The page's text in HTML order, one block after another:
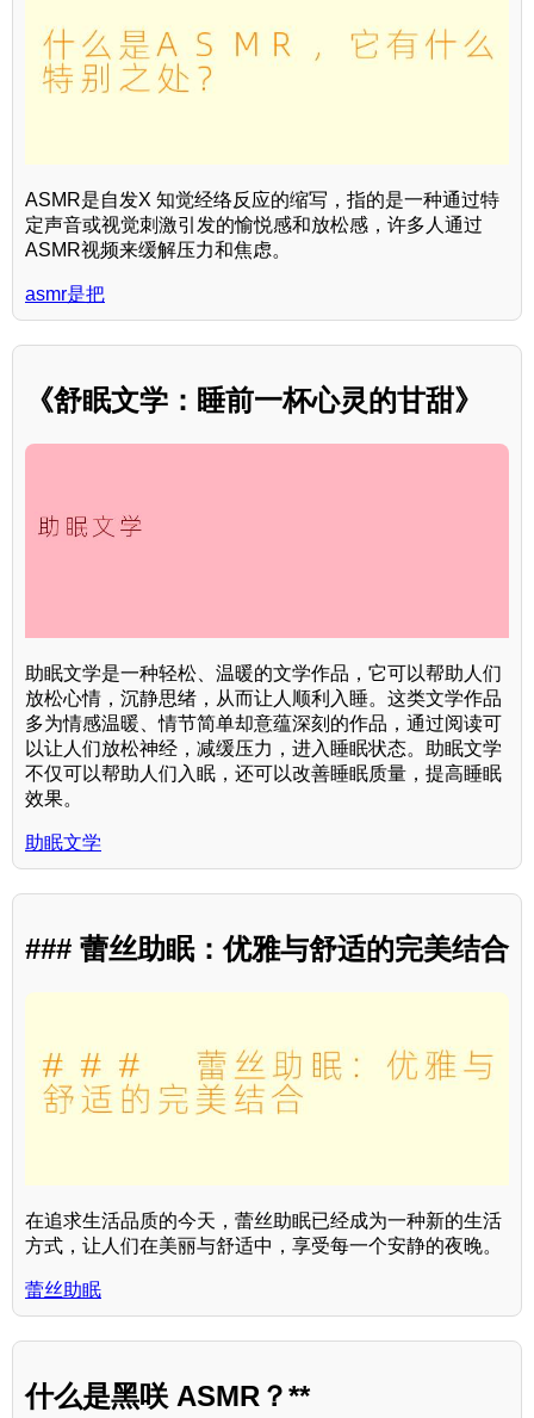
ASMR是自发X 知觉经络反应的缩写，指的是一种通过特
定声音或视觉刺激引发的愉悦感和放松感，许多人通过
ASMR视频来缓解压力和焦虑。
asmr是把
《舒眠文学：睡前一杯心灵的甘甜》
助眠文学是一种轻松、温暖的文学作品，它可以帮助人们
放松心情，沉静思绪，从而让人顺利入睡。这类文学作品
多为情感温暖、情节简单却意蕴深刻的作品，通过阅读可
以让人们放松神经，减缓压力，进入睡眠状态。助眠文学
不仅可以帮助人们入眠，还可以改善睡眠质量，提高睡眠
效果。
助眠文学
### 蕾丝助眠：优雅与舒适的完美结合
在追求生活品质的今天，蕾丝助眠已经成为一种新的生活
方式，让人们在美丽与舒适中，享受每一个安静的夜晚。
蕾丝助眠
什么是黑咲 ASMR？**